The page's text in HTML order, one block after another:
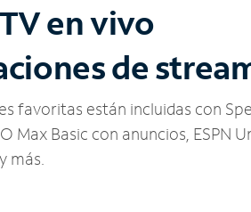
en vivo
de
favoritas están incluidas con
Max Basic con anuncios, ESPN
más.